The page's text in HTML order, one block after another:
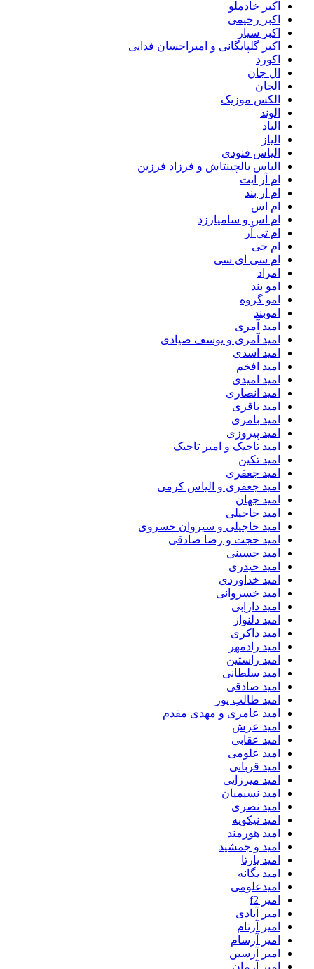
اکبر خادملو
اکبر رحیمی
اکبر سیار
اکبر گلپایگانی و امیراحسان فدایی
اکورد
ال جان
الجان
الکس موزیک
الوند
الیاد
الیاز
الیاس فنودی
الیاس یالچینتاش و فرزاد فرزین
ام آر ایت
ام‌ ار بند
ام اس
ام اس و سامیارزد
ام تی آر
ام جی
ام سی ای سی
امراد
امو بند
امو گروه
اموبند
امید آمری
امید آمری و یوسف صیادی
امید اسدی
امید افخم
امید امیدی
امید انصاری
امید باقری
امید بامری
امید پیروزی
امید تاجیک و امیر تاجیک
امید تکین
امید جعفری
امید جعفری و الیاس کرمی
امید جهان
امید حاجیلی
امید حاجیلی و سیروان خسروی
امید حجت و رضا صادقی
امید حسینی
امید حیدری
امید خداوردی
امید خسروانی
امید دارابی
امید دلنواز
امید ذاکری
امید رادمهر
امید راستین
امید سلطانی
امید صادقی
امید طالب پور
امید عامری و مهدی مقدم
امید عرش
امید عقابی
امید علومی
امید قربانی
امید میرزایی
امید نسیمیان
امید نصری
امید نیکویه
امید هورمند
امید و جمشید
امید یارتا
امید یگانه
امیدعلومی
امیر f2
امیر آبادی
امیر آرتام
امیر آرسام
امیر آرسین
امیر آرمان